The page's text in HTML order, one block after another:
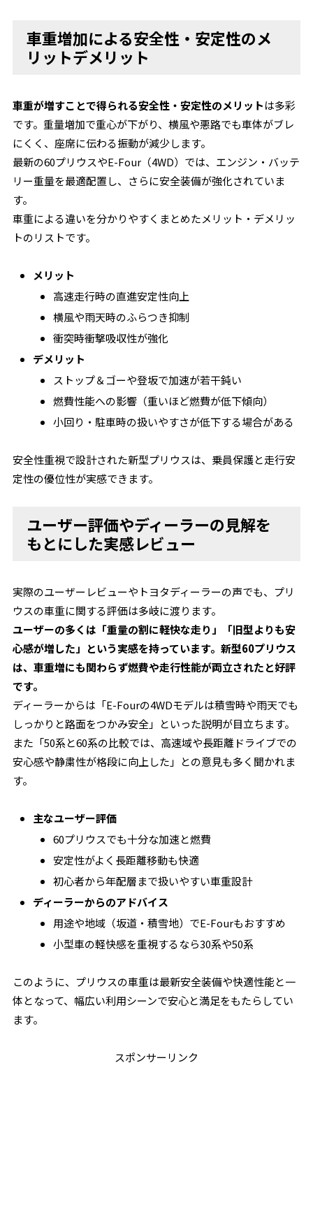
車重増加による安全性・安定性のメ
リットデメリット
車重が増すことで得られる安全性・安定性のメリットは多彩
です。重量増加で重心が下がり、横風や悪路でも車体がブレ
にくく、座席に伝わる振動が減少します。
最新の60プリウスやE-Four（4WD）では、エンジン・バッテ
リー重量を最適配置し、さらに安全装備が強化されていま
す。
車重による違いを分かりやすくまとめたメリット・デメリッ
トのリストです。
メリット
高速走行時の直進安定性向上
横風や雨天時のふらつき抑制
衝突時衝撃吸収性が強化
デメリット
ストップ＆ゴーや登坂で加速が若干鈍い
燃費性能への影響（重いほど燃費が低下傾向）
小回り・駐車時の扱いやすさが低下する場合がある
安全性重視で設計された新型プリウスは、乗員保護と走行安
定性の優位性が実感できます。
ユーザー評価やディーラーの見解を
もとにした実感レビュー
実際のユーザーレビューやトヨタディーラーの声でも、プリ
ウスの車重に関する評価は多岐に渡ります。
ユーザーの多くは「重量の割に軽快な走り」「旧型よりも安
心感が増した」という実感を持っています。新型60プリウス
は、車重増にも関わらず燃費や走行性能が両立されたと好評
です。
ディーラーからは「E-Fourの4WDモデルは積雪時や雨天でも
しっかりと路面をつかみ安全」といった説明が目立ちます。
また「50系と60系の比較では、高速域や長距離ドライブでの
安心感や静粛性が格段に向上した」との意見も多く聞かれま
す。
主なユーザー評価
60プリウスでも十分な加速と燃費
安定性がよく長距離移動も快適
初心者から年配層まで扱いやすい車重設計
ディーラーからのアドバイス
用途や地域（坂道・積雪地）でE-Fourもおすすめ
小型車の軽快感を重視するなら30系や50系
このように、プリウスの車重は最新安全装備や快適性能と一
体となって、幅広い利用シーンで安心と満足をもたらしてい
ます。
スポンサーリンク